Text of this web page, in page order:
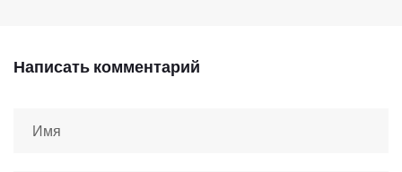
Написать комментарий